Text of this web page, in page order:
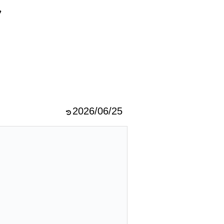
2026/06/25